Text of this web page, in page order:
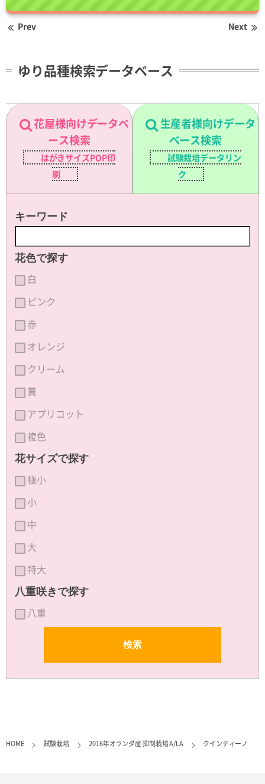
Prev Next
ゆり品種検索データベース
花屋様向けデータベ
ース検索
はがきサイズPOP印
刷
生産者様向けデータ
ベース検索
試験栽培データリン
ク
キーワード
花色で探す
白
ピンク
赤
オレンジ
クリーム
黄
アプリコット
複色
花サイズで探す
極小
小
中
大
特大
八重咲きで探す
八重
HOME 試験栽培 2016年オランダ産 抑制栽培 A/LA クインティーノ